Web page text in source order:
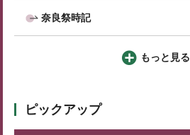
奈良祭時記
もっと見る
ピックアップ